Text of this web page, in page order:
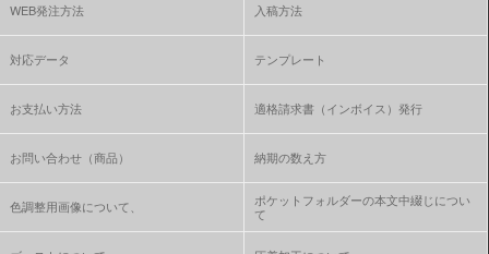
WEB発注方法 入稿方法
対応データ テンプレート
お支払い方法 適格請求書（インボイス）発行
お問い合わせ（商品） 納期の数え方
色調整用画像について、
ポケットフォルダーの本文中綴じについ
て